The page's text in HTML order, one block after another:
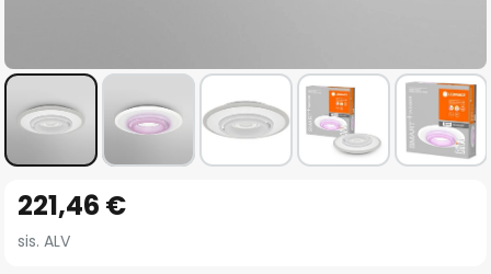
to
the
221,46 €
sis. ALV